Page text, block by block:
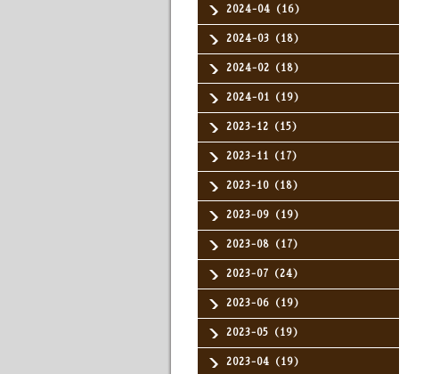
2024-04（16）
2024-03（18）
2024-02（18）
2024-01（19）
2023-12（15）
2023-11（17）
2023-10（18）
2023-09（19）
2023-08（17）
2023-07（24）
2023-06（19）
2023-05（19）
2023-04（19）